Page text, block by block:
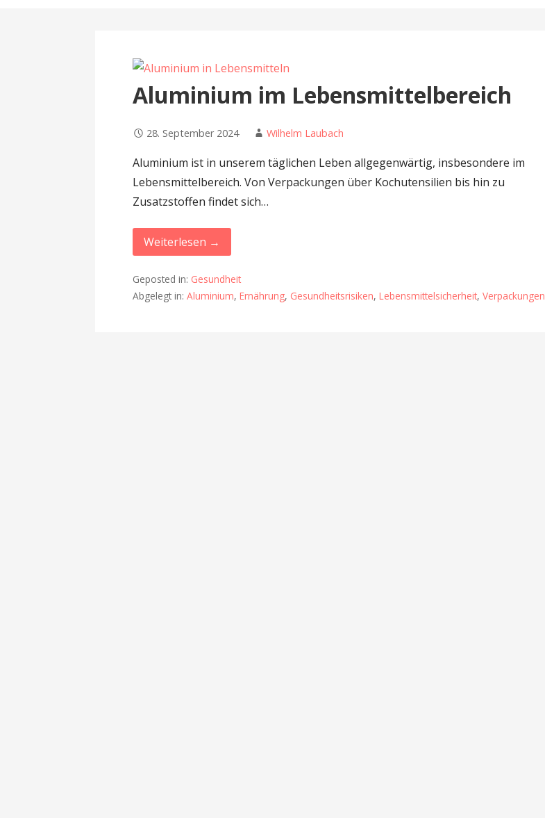
Aluminium im Lebensmittelbereich
28. September 2024 Wilhelm Laubach
Aluminium ist in unserem täglichen Leben allgegenwärtig, insbesondere im
Lebensmittelbereich. Von Verpackungen über Kochutensilien bis hin zu
Zusatzstoffen findet sich…
Weiterlesen →
Geposted in: Gesundheit
Abgelegt in:Aluminium,Ernährung, Gesundheitsrisiken,Lebensmittelsicherheit,Verpackungen